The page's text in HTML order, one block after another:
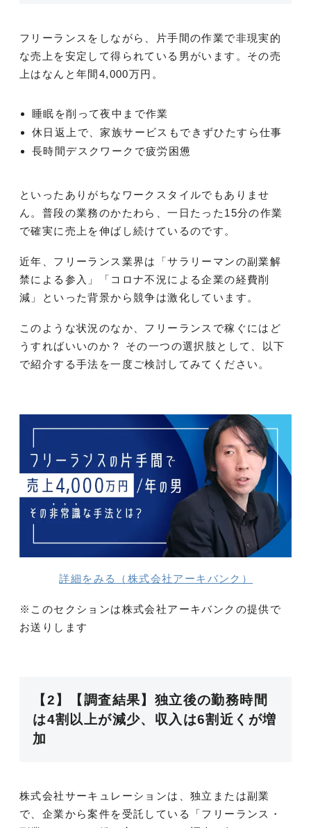
フリーランスをしながら、片手間の作業で非現実的
な売上を安定して得られている男がいます。その売
上はなんと年間4,000万円。
睡眠を削って夜中まで作業
休日返上で、家族サービスもできずひたすら仕事
長時間デスクワークで疲労困憊
といったありがちなワークスタイルでもありませ
ん。普段の業務のかたわら、一日たった15分の作業
で確実に売上を伸ばし続けているのです。
近年、フリーランス業界は「サラリーマンの副業解
禁による参入」「コロナ不況による企業の経費削
減」といった背景から競争は激化しています。
このような状況のなか、フリーランスで稼ぐにはど
うすればいいのか？ その一つの選択肢として、以下
で紹介する手法を一度ご検討してみてください。
詳細をみる（株式会社アーキバンク）
※このセクションは株式会社アーキバンクの提供で
お送りします
【2】【調査結果】独立後の勤務時間
は4割以上が減少、収入は6割近くが増
加
株式会社サーキュレーションは、独立または副業
で、企業から案件を受託している「フリーランス・